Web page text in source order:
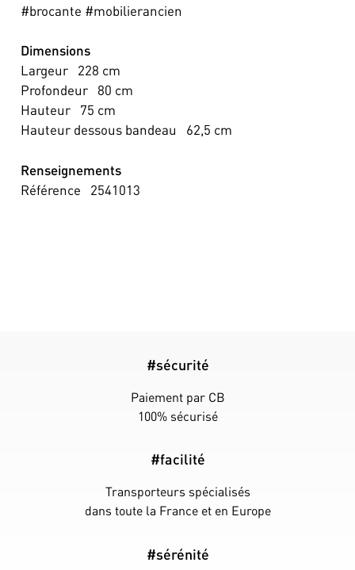
#brocante #mobilierancien
Dimensions
Largeur
228 cm
Profondeur
80 cm
Hauteur
75 cm
Hauteur dessous bandeau
62,5 cm
Renseignements
Référence
2541013
#sécurité
Paiement par CB
100% sécurisé
#facilité
Transporteurs spécialisés
dans toute la France et en Europe
#sérénité